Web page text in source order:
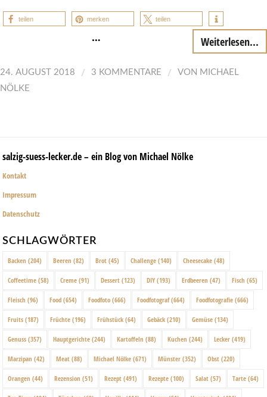
teilen merken teilen
… Weiterlesen...
24. AUGUST 2018 / 3 KOMMENTARE / VON MICHAEL
NÖLKE
salzig-suess-lecker.de – ein Blog von Michael Nölke
Kontakt
Impressum
Datenschutz
SCHLAGWÖRTER
Backen (204) Beeren (82) Brot (45) Challenge (140) Cheesecake (48)
Coffeetime (58) Creme (91) Dessert (123) DIY (193) Erdbeeren (47) Fisch (65)
Fleisch (96) Food (654) Foodfoto (666) Foodfotograf(664) Foodfotografie (666)
Fruits (187) Früchte (196) Frühstück (64) Gebäck (210) Gemüse (134)
Genuss (357) Hauptgerichte (244) Kartoffeln (88) Kuchen (244) Lecker (419)
Marzipan (42) Meat (88) Michael Nölke (671) Münster (352) Obst (220)
Orangen (44) Rezension (51) Rezept (491) Rezepte (100) Salat (57) Tarte (64)